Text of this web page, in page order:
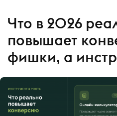
Что в 2026
повышает
фишки, а